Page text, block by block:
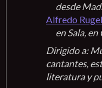
desde
Alfredo
en Sala, en
Dirigido a:
cantantes,
literatura y